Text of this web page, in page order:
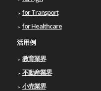
for Transport
for Healthcare
活用例
教育業界
不動産業界
小売業界